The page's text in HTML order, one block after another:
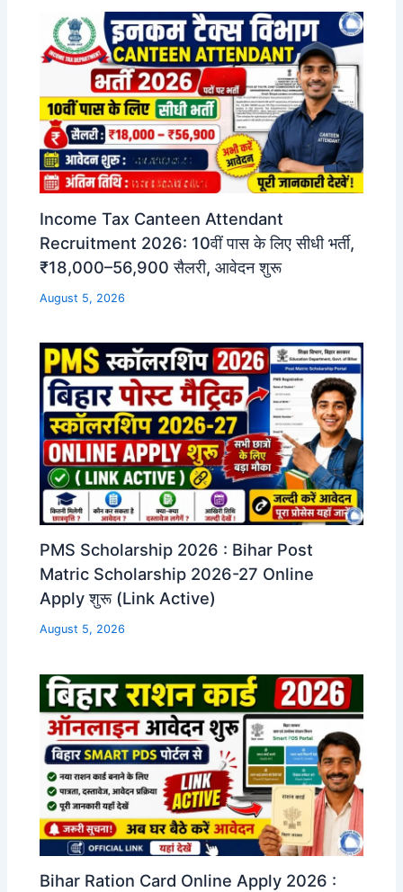
Income Tax Canteen Attendant
Recruitment 2026: 10वीं पास के लिए सीधी भर्ती,
₹18,000–56,900 सैलरी, आवेदन शुरू
August 5, 2026
PMS Scholarship 2026 : Bihar Post
Matric Scholarship 2026-27 Online
Apply शुरू (Link Active)
August 5, 2026
Bihar Ration Card Online Apply 2026 :